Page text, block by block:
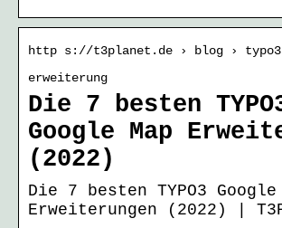
http s://t3planet.de › blog › typo3-
erweiterung
Die 7 besten
Google Map
(2022)
Die 7 besten TYPO3 Google
Erweiterungen (2022) |